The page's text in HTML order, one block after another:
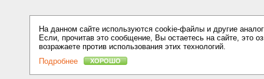
На данном сайте используются cookie-файлы и другие
Если, прочитав это сообщение, Вы остаетесь на сайте, это
возражаете против использования этих технологий.
Подробнее
ХОРОШО